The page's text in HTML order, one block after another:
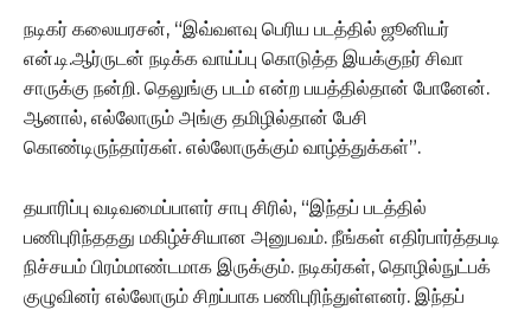
நடிகர் கலையரசன், “இவ்வளவு பெரிய படத்தில் ஜூனியர்
என்.டி.ஆர்ருடன் நடிக்க வாய்ப்பு கொடுத்த இயக்குநர் சிவா
சாருக்கு நன்றி. தெலுங்கு படம் என்ற பயத்தில்தான் போனேன்.
ஆனால், எல்லோரும் அங்கு தமிழில்தான் பேசி
கொண்டிருந்தார்கள். எல்லோருக்கும் வாழ்த்துக்கள்”.
தயாரிப்பு வடிவமைப்பாளர் சாபு சிரில், “இந்தப் படத்தில்
பணிபுரிந்ததது மகிழ்ச்சியான அனுபவம். நீங்கள் எதிர்பார்த்தபடி
நிச்சயம் பிரம்மாண்டமாக இருக்கும். நடிகர்கள், தொழில்நுட்பக்
குழுவினர் எல்லோரும் சிறப்பாக பணிபுரிந்துள்ளனர். இந்தப்